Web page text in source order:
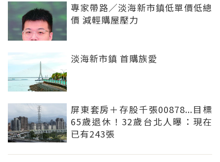
專家帶路／淡海新市鎮低單價低總
價 減輕購屋壓力
淡海新市鎮 首購族愛
屏東套房＋存股千張00878...目標
65歲退休！32歲台北人曝：現在
已有243張